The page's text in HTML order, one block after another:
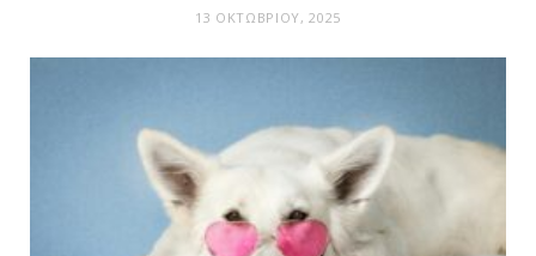
13 ΟΚΤΩΒΡΊΟΥ, 2025